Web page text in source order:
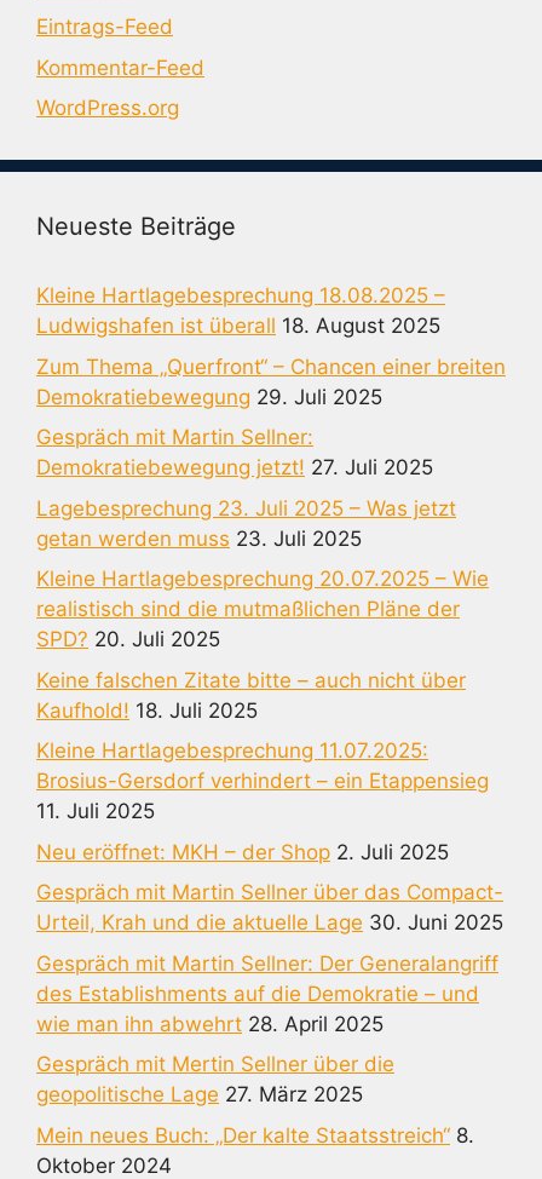
Eintrags-Feed
Kommentar-Feed
WordPress.org
Neueste Beiträge
Kleine Hartlagebesprechung 18.08.2025 –
Ludwigshafen ist überall 18. August 2025
Zum Thema „Querfront“ – Chancen einer breiten
Demokratiebewegung 29. Juli 2025
Gespräch mit Martin Sellner:
Demokratiebewegung jetzt! 27. Juli 2025
Lagebesprechung 23. Juli 2025 – Was jetzt
getan werden muss 23. Juli 2025
Kleine Hartlagebesprechung 20.07.2025 – Wie
realistisch sind die mutmaßlichen Pläne der
SPD? 20. Juli 2025
Keine falschen Zitate bitte – auch nicht über
Kaufhold! 18. Juli 2025
Kleine Hartlagebesprechung 11.07.2025:
Brosius-Gersdorf verhindert – ein Etappensieg
11. Juli 2025
Neu eröffnet: MKH – der Shop 2. Juli 2025
Gespräch mit Martin Sellner über das Compact-
Urteil, Krah und die aktuelle Lage 30. Juni 2025
Gespräch mit Martin Sellner: Der Generalangriff
des Establishments auf die Demokratie – und
wie man ihn abwehrt 28. April 2025
Gespräch mit Mertin Sellner über die
geopolitische Lage 27. März 2025
Mein neues Buch: „Der kalte Staatsstreich“ 8.
Oktober 2024